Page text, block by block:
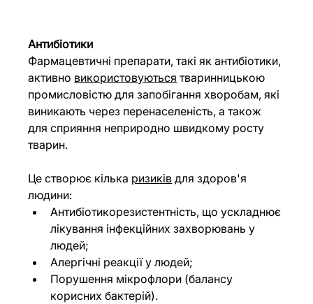
Антибіотики
Фармацевтичні препарати, такі як антибіотики,
активно використовуються тваринницькою
промисловістю для запобігання хворобам, які
виникають через перенаселеність, а також
для сприяння неприродно швидкому росту
тварин.
Це створює кілька ризиків для здоров'я
людини:
Антибіотикорезистентність, що ускладнює
лікування інфекційних захворювань у
людей;
Алергічні реакції у людей;
Порушення мікрофлори (балансу
корисних бактерій).